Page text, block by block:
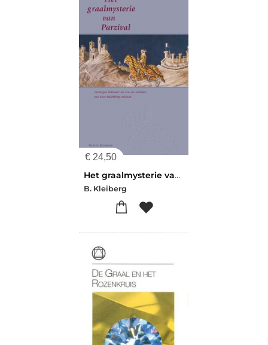
€ 24,50
Het graalmysterie van Parzival
B. Kleiberg